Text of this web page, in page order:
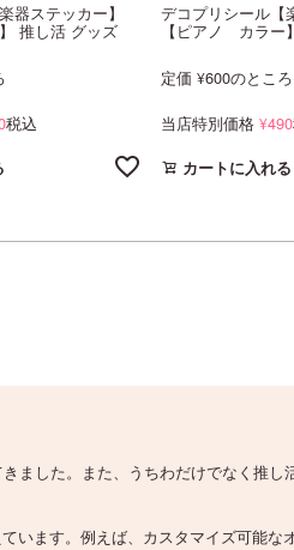
器ステッカー】
推し活 グッズ
税込
デコプリシール【
【ピアノ カラー
定価 ¥600のところ
当店特別価格 ¥490
カートに入れる
ました。また、うちわだけでなく推し
います。例えば、カスタマイズ可能な